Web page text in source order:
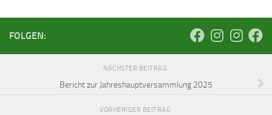
FOLGEN:
NÄCHSTER BEITRAG
Bericht zur Jahreshauptversammlung 2025
VORHERIGER BEITRAG